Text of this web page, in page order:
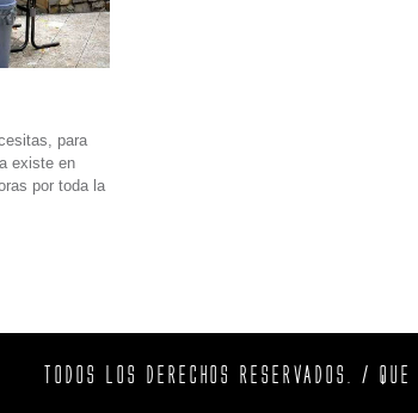
para
existe en
por toda la
TODOS LOS DERECHOS RESERVADOS. /